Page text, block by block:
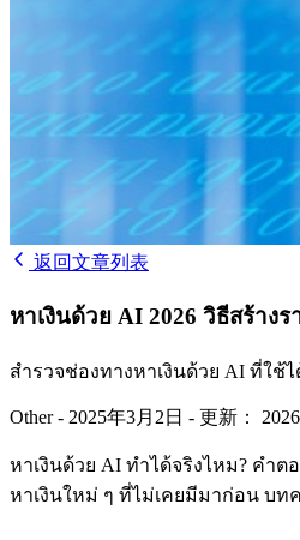
返回文章列表
หาเงินด้วย AI 2026 วิธีสร้าง
สำรวจช่องทางหาเงินด้วย AI ที่ใ
Other- 2025年3月2日 - 更新：
หาเงินด้วย AI ทำได้จริงไหม? คำ
หาเงินใหม่ ๆ ที่ไม่เคยมีมาก่อน บท